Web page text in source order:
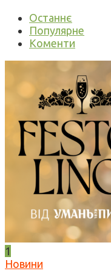
Останнє
Популярне
Коменти
1
Новини